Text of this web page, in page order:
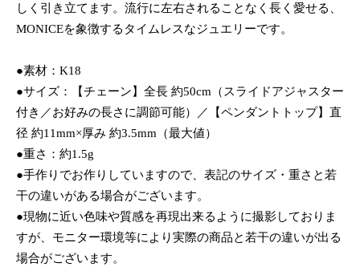
しく引き立てます。流行に左右されることなく長く愛せる、
MONICEを象徴するタイムレスなジュエリーです。
●素材：K18
●サイズ：【チェーン】全長 約50cm（スライドアジャスター
付き／お好みの長さに調節可能）／【ペンダントトップ】直
径 約11mm×厚み 約3.5mm（最大値）
●重さ：約1.5g
●手作りでお作りしていますので、表記のサイズ・重さと若
干の違いがある場合がございます。
●現物に近い色味や質感を再現出来るように撮影しておりま
すが、モニター環境等により実際の商品と若干の違いが出る
場合がございます。